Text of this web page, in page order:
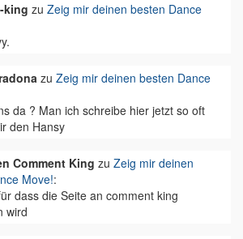
king zu Zeig mir deinen besten Dance
zu Zeig mir deinen besten Dance
da ? Man ich schreibe hier jetzt so oft
den Hansy
Comment King zu Zeig mir deinen
Move!:
dass die Seite an comment king
wird